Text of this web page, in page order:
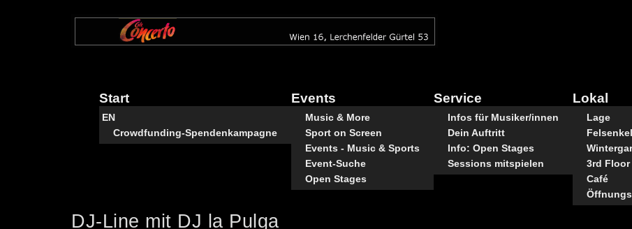
Start
EN
Crowdfunding-Spendenkampagne
Events
Music & More
Sport on Screen
Events - Music & Sports
Event-Suche
Open Stages
Service
Infos für Musiker/innen
Dein Auftritt
Info: Open Stages
Sessions mitspielen
Lokal
Lage
3rd Floor
Café
DJ-Line mit DJ la Pulga